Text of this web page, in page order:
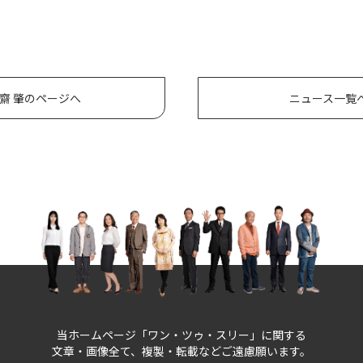
肇のページへ ニュース一覧
当ホームページ「ワン・ツゥ・スリー」に関する
文章・画像全て、複製・転載などご遠慮願います。